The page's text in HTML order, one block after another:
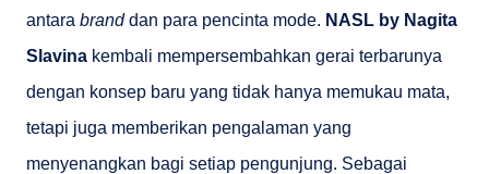
antara branddan para pencinta mode. NASL by Nagita
Slavina kembali mempersembahkan gerai terbarunya
dengan konsep baru yang tidak hanya memukau mata,
tetapi juga memberikan pengalaman yang
menyenangkan bagi setiap pengunjung. Sebagai